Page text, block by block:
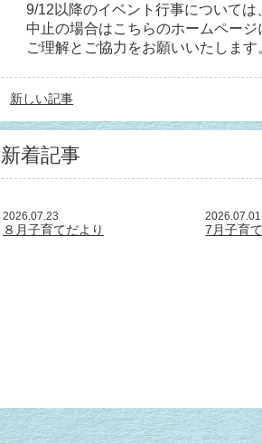
9/12以降のイベント行事については
中止の場合はこちらのホームページ
ご理解とご協力をお願いいたします
新しい記事
新着記事
2026.07.23
８月子育てだより
2026.07.01
7月子育